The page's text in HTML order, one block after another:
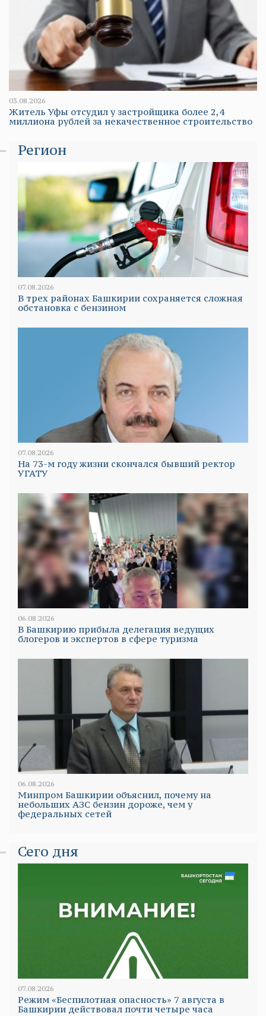
03.08.2026
Житель Уфы отсудил у застройщика более 2,4
миллиона рублей за некачественное строительство
Регион
07.08.2026
В трех районах Башкирии сохраняется сложная
обстановка с бензином
07.08.2026
На 73-м году жизни скончался бывший ректор
УГАТУ
06.08.2026
В Башкирию прибыла делегация ведущих
блогеров и экспертов в сфере туризма
06.08.2026
Минпром Башкирии объяснил, почему на
небольших АЗС бензин дороже, чем у
федеральных сетей
Сего дня
07.08.2026
Режим «Беспилотная опасность» 7 августа в
Башкирии действовал почти четыре часа